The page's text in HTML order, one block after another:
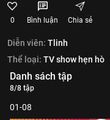
0 Bình luận Chia sẻ
Diễn viên: Tlinh
Thể loại: TV show hẹn hò
Danh sách tập
8/8 tập
01-08